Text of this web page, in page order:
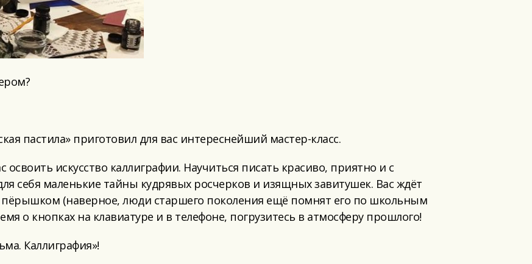
пастила» приготовил для вас интереснейший мастер-класс.
искусство каллиграфии. Научиться писать красиво, приятно и с
себя маленькие тайны кудрявых росчерков и изящных завитушек. Вас ждёт
(наверное, люди старшего поколения ещё помнят его по школьным
о кнопках на клавиатуре и в телефоне, погрузитесь в атмосферу прошлого!
Каллиграфия»!